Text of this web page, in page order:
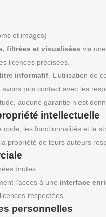
et images)
filtrées et visualisées via
licences précisées.
informatif . L’utilisation de
avons pris contact avec les
aucune garantie n’est
intellectuelle
code, les fonctionnalités et la
propriété de leurs auteurs
brutes.
l’accès à une interface
respectées.
personnelles